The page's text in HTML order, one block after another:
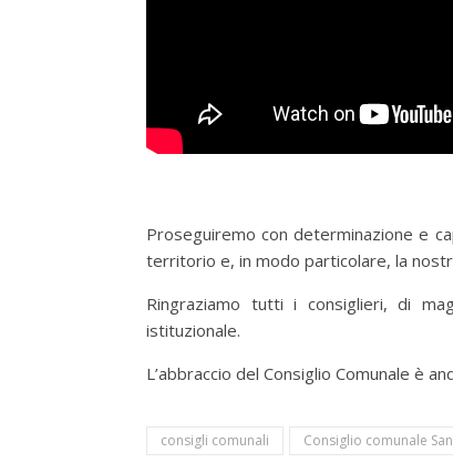
Proseguiremo con determinazione e
territorio e, in modo particolare, la
Ringraziamo tutti i consiglieri, di
istituzionale.
L’abbraccio del Consiglio Comunale è
consigli comunali Consiglio comunale